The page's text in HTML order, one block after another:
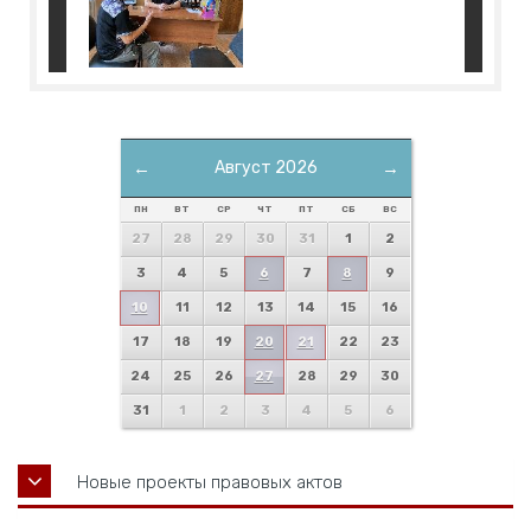
← →
Август 2026
ПН ВТ СР ЧТ ПТ СБ ВС
27 28 29 30 31 1 2
3 4 5 6 7 8 9
10 11 12 13 14 15 16
17 18 19 20 21 22 23
24 25 26 27 28 29 30
31 1 2 3 4 5 6
Новые проекты правовых актов